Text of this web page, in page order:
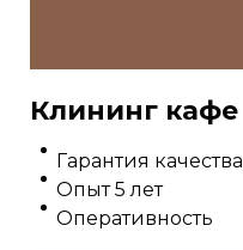
Клининг кафе
Гарантия качества
Опыт 5 лет
Оперативность